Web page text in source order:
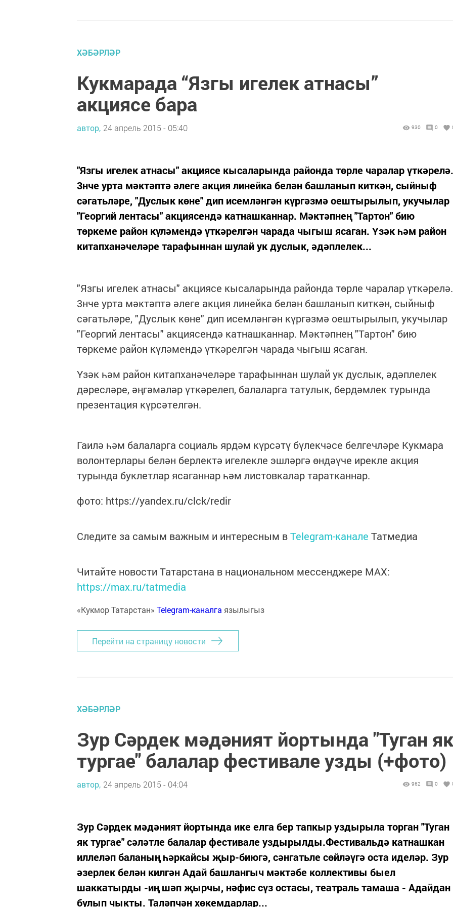
ХӘБӘРЛӘР
Кукмарада “Язгы игелек атнасы”
акциясе бара
автор, 24 апрель 2015 - 05:40 930 0
"Язгы игелек атнасы" акциясе кысаларында районда төрле чаралар үткәрелә.
3нче урта мәктәптә әлеге акция линейка белән башланып киткән, сыйныф
сәгатьләре, "Дуслык көне" дип исемләнгән күргәзмә оештырылып, укучылар
"Георгий лентасы" акциясендә катнашканнар. Мәктәпнең "Тартон" бию
төркеме район күләмендә үткәрелгән чарада чыгыш ясаган. Үзәк һәм район
китапханәчеләре тарафыннан шулай ук дуслык, әдәплелек...
"Язгы игелек атнасы" акциясе кысаларында районда төрле чаралар үткәрелә.
3нче урта мәктәптә әлеге акция линейка белән башланып киткән, сыйныф
сәгатьләре, "Дуслык көне" дип исемләнгән күргәзмә оештырылып, укучылар
"Георгий лентасы" акциясендә катнашканнар. Мәктәпнең "Тартон" бию
төркеме район күләмендә үткәрелгән чарада чыгыш ясаган.
Үзәк һәм район китапханәчеләре тарафыннан шулай ук дуслык, әдәплелек
дәресләре, әңгәмәләр үткәрелеп, балаларга татулык, бердәмлек турында
презентация күрсәтелгән.
Гаилә һәм балаларга социаль ярдәм күрсәтү бүлекчәсе белгечләре Кукмара
волонтерлары белән берлектә игелекле эшләргә өндәүче ирекле акция
турында буклетлар ясаганнар һәм листовкалар таратканнар.
фото: https://yandex.ru/clck/redir
Следите за самым важным и интересным вTelegram-канале Татмедиа
Читайте новости Татарстана в национальном мессенджере MАХ:
https://max.ru/tatmedia
«Кукмор Татарстан» Telegram-каналга язылыгыз
Перейти на страницу новости
ХӘБӘРЛӘР
Зур Сәрдек мәдәният йортында "Туган як
тургае" балалар фестивале узды (+фото)
автор, 24 апрель 2015 - 04:04 962 0
Зур Сәрдек мәдәният йортында ике елга бер тапкыр уздырыла торган "Туган
як тургае" сәләтле балалар фестивале уздырылды.Фестивальдә катнашкан
иллеләп баланың һәркайсы җыр-биюгә, сәнгатьле сөйләүгә оста иделәр. Зур
әзерлек белән килгән Адай башлангыч мәктәбе коллективы быел
шаккатырды -иң шәп җырчы, нәфис сүз остасы, театраль тамаша - Адайдан
булып чыкты. Таләпчән хөкемдарлар...